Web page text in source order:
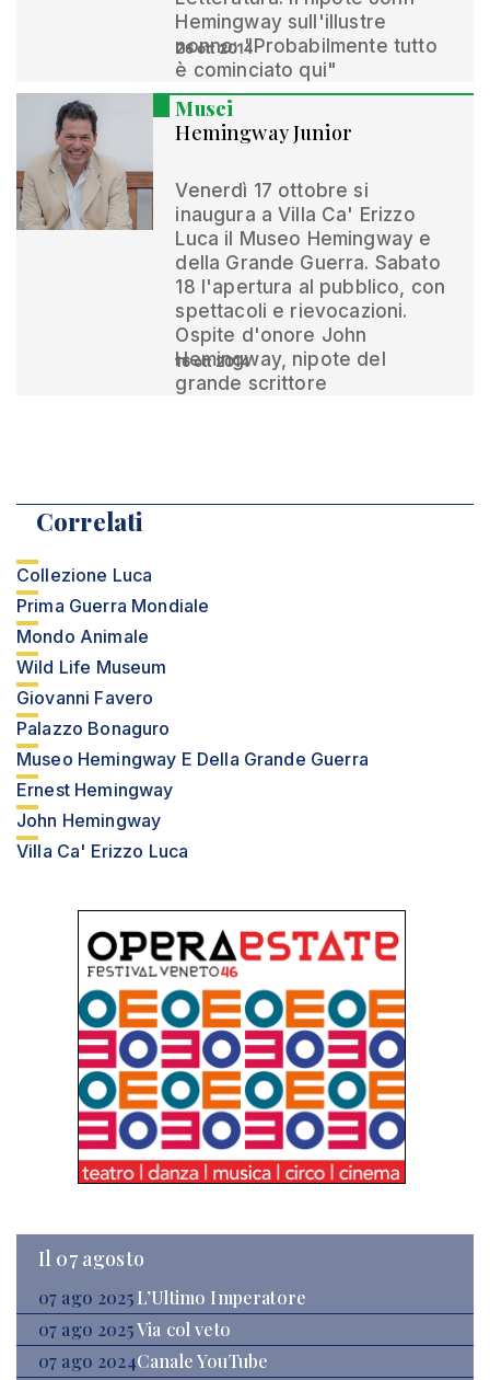
Hemingway sull'illustre
nonno: "Probabilmente tutto
è cominciato qui"
26 ott 2014
Musei
Hemingway Junior
Venerdì 17 ottobre si
inaugura a Villa Ca' Erizzo
Luca il Museo Hemingway e
della Grande Guerra. Sabato
18 l'apertura al pubblico, con
spettacoli e rievocazioni.
Ospite d'onore John
Hemingway, nipote del
grande scrittore
16 ott 2014
Correlati
Collezione Luca
Prima Guerra Mondiale
Mondo Animale
Wild Life Museum
Giovanni Favero
Palazzo Bonaguro
Museo Hemingway E Della Grande Guerra
Ernest Hemingway
John Hemingway
Villa Ca' Erizzo Luca
Il 07 agosto
07 ago 2025 L’Ultimo Imperatore
07 ago 2025Via col veto
07 ago 2024Canale YouTube